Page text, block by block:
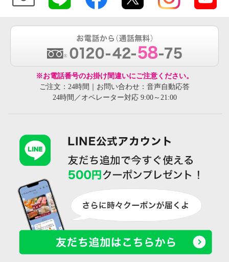
※お電話番号のお掛け間違いにご注意ください。
ご注文：24時間｜お問い合わせ：音声自動応答
24時間／オペレーター対応 9:00～21:00